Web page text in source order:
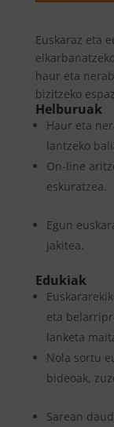
Euskaraz eta
haur eta
bizitzeko
Helburuak
​​​Haur eta
lantzeko
​​​On-line
eskuratzea.
​Egun
jakitea.
Edukiak
eta
lanketa
​​Nola sortu
bideoak,
​​​Sarean